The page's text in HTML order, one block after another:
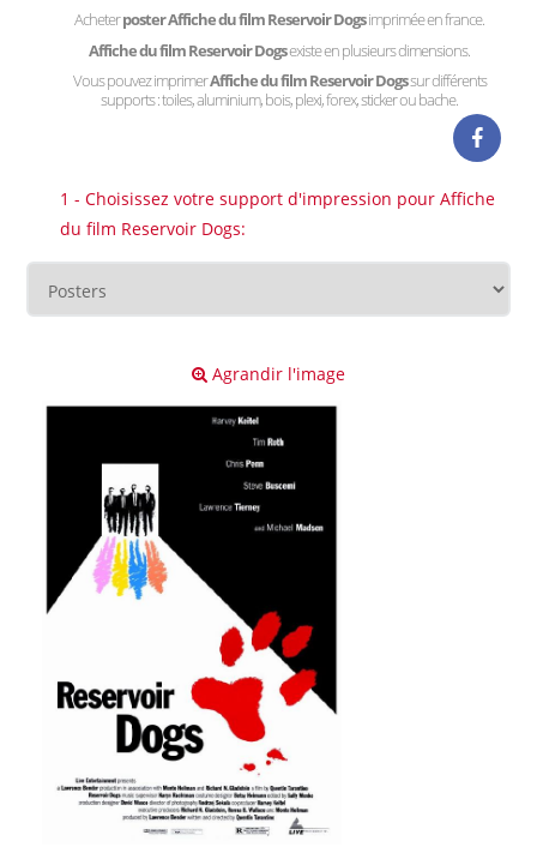
Acheterposter Affiche du film Reservoir Dogsimprimée en france.
Affiche du film Reservoir Dogsexiste en plusieurs dimensions.
Vous pouvez imprimerAffiche du film Reservoir Dogssur différents
supports : toiles, aluminium, bois, plexi, forex, sticker ou bache.
1 - Choisissez votre support d'impression pour Affiche
du film Reservoir Dogs:
Agrandir l'image